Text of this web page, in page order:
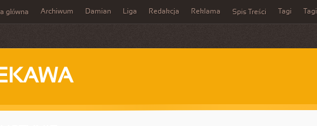
główna Archiwum Damian Liga Redakcja Reklama Spis Treści Tagi Tagi